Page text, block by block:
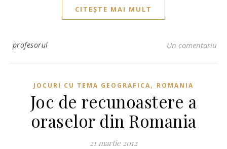
CITEȘTE MAI MULT
profesorul Un comentariu
JOCURI CU TEMA GEOGRAFICA, ROMANIA
Joc de recunoastere a
oraselor din Romania
21 martie 2012